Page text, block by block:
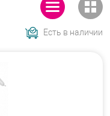
Есть в наличии